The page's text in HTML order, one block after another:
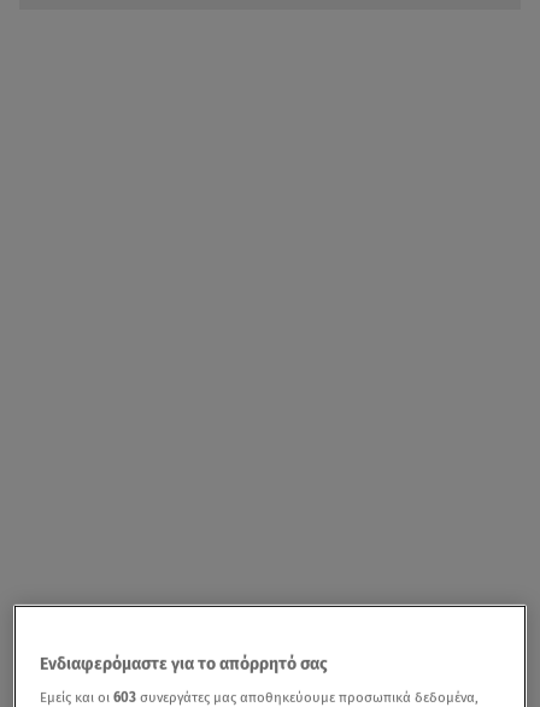
Ενδιαφερόμαστε για το απόρρητό σας
Εμείς και οι603 συνεργάτες μας αποθηκεύουμε προσωπικά δεδομένα,